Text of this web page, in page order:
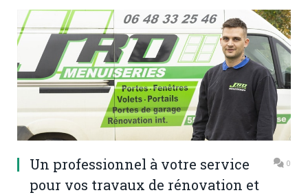
Un professionnel à votre service
pour vos travaux de rénovation et
0